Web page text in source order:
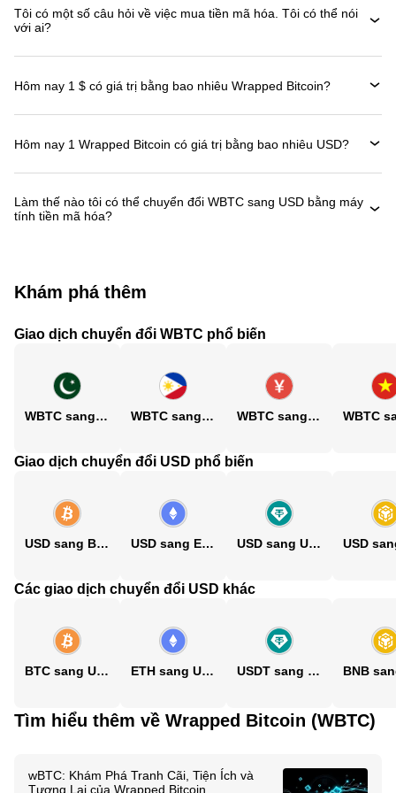
Tôi có một số câu hỏi về việc mua tiền mã hóa. Tôi có thể nói
với ai?
Hôm nay 1 $ có giá trị bằng bao nhiêu Wrapped Bitcoin?
Hôm nay 1 Wrapped Bitcoin có giá trị bằng bao nhiêu USD?
Làm thế nào tôi có thể chuyển đổi WBTC sang USD bằng máy
tính tiền mã hóa?
Khám phá thêm
Giao dịch chuyển đổi WBTC phổ biến
WBTC sang PKR WBTC sang PHP WBTC sang CNY
Giao dịch chuyển đổi USD phổ biến
USD sang BTC USD sang ETH USD sang USDT
Các giao dịch chuyển đổi USD khác
BTC sang USD ETH sang USD USDT sang USD
Tìm hiểu thêm về Wrapped Bitcoin (WBTC)
wBTC: Khám Phá Tranh Cãi, Tiện Ích và
Tương Lai của Wrapped Bitcoin